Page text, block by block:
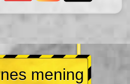
mening